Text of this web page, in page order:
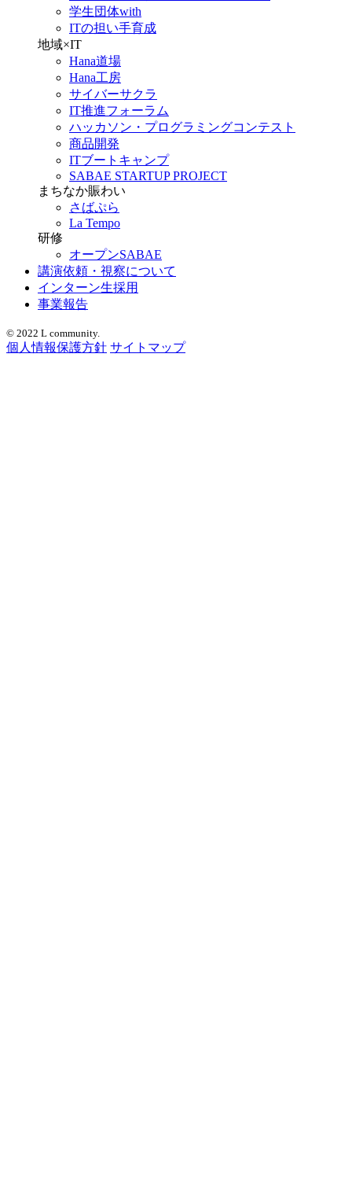
学生団体with
ITの担い手育成
地域×IT
Hana道場
Hana工房
サイバーサクラ
IT推進フォーラム
ハッカソン・プログラミングコンテスト
商品開発
ITブートキャンプ
SABAE STARTUP PROJECT
まちなか賑わい
さばぷら
La Tempo
研修
オープンSABAE
講演依頼・視察について
インターン生採用
事業報告
© 2022 L community.
個人情報保護方針 サイトマップ